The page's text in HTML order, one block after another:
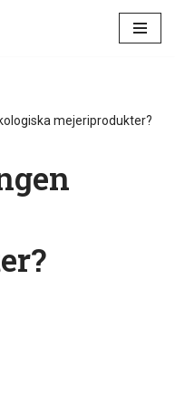
mejeriprodukter?